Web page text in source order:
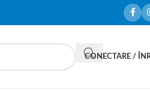
CONECTARE /